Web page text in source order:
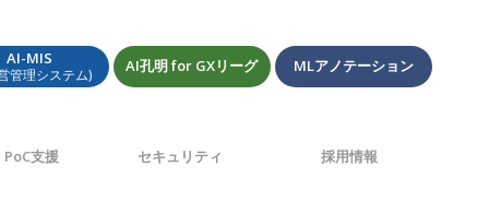
AI-MIS
管理システム) AI孔明 for GXリーグ MLアノテーション
支援 セキュリティ 採用情報